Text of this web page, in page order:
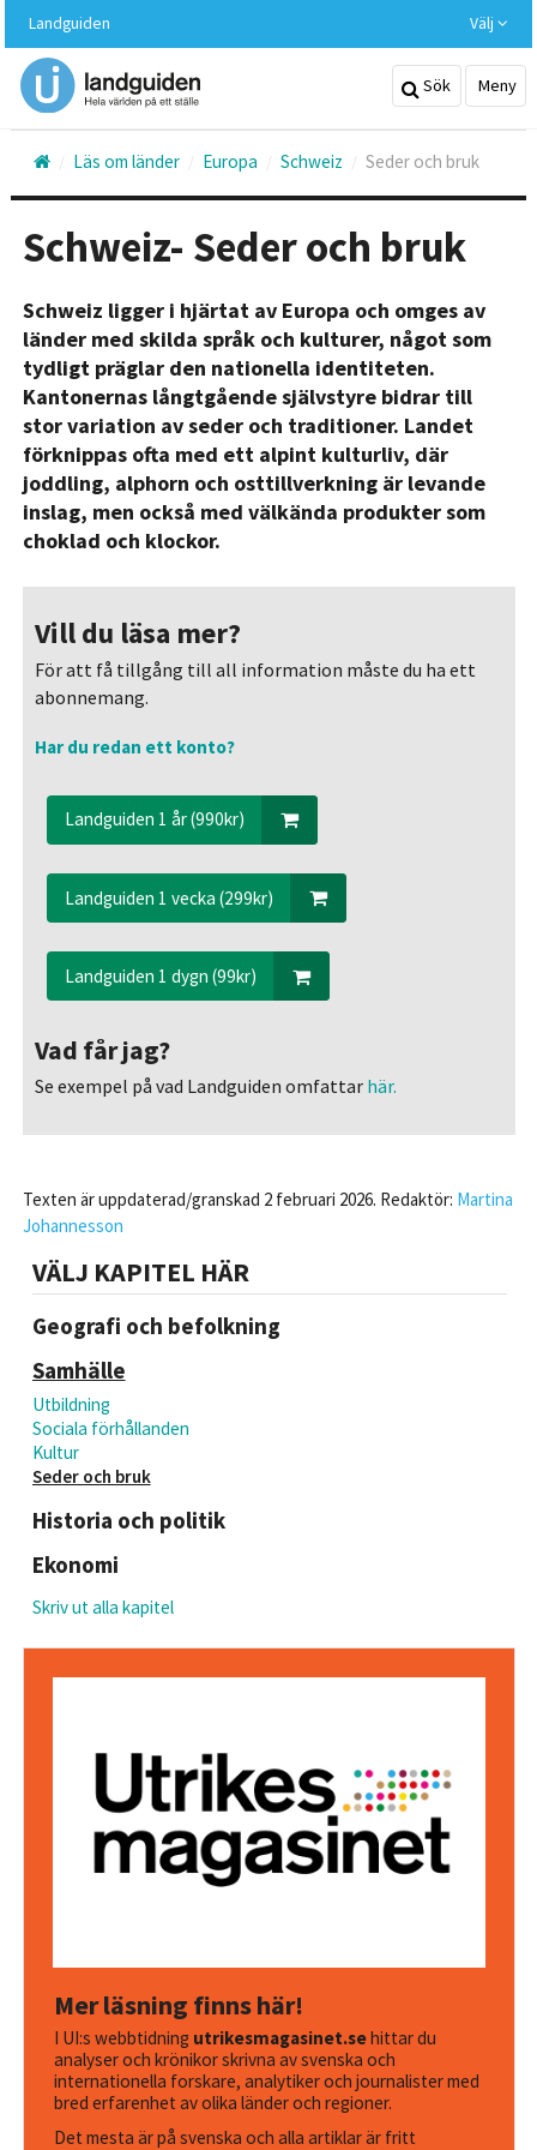
huvudinnehållet
Landguiden Välj
Sök Meny
Läs om länder Europa Schweiz Seder och bruk
Schweiz- Seder och bruk
Schweiz ligger i hjärtat av Europa och omges av
länder med skilda språk och kulturer, något som
tydligt präglar den nationella identiteten.
Kantonernas långtgående självstyre bidrar till
stor variation av seder och traditioner. Landet
förknippas ofta med ett alpint kulturliv, där
joddling, alphorn och osttillverkning är levande
inslag, men också med välkända produkter som
choklad och klockor.
Vill du läsa mer?
För att få tillgång till all information måste du ha ett
abonnemang.
Har du redan ett konto?
Landguiden 1 år (990kr)
Landguiden 1 vecka (299kr)
Landguiden 1 dygn (99kr)
Vad får jag?
Se exempel på vad Landguiden omfattarhär.
Texten är uppdaterad/granskad 2 februari 2026. Redaktör: Martina
Johannesson
VÄLJ KAPITEL HÄR
Geografi och befolkning
Samhälle
Utbildning
Sociala förhållanden
Kultur
Seder och bruk
Historia och politik
Ekonomi
Skriv ut alla kapitel
Mer läsning finns här!
I UI:s webbtidning utrikesmagasinet.sehittar du
analyser och krönikor skrivna av svenska och
internationella forskare, analytiker och journalister med
bred erfarenhet av olika länder och regioner.
Det mesta är på svenska och alla artiklar är fritt